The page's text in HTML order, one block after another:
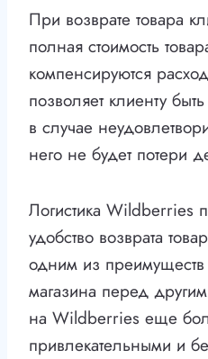
При возврате товара
полная стоимость
компенсируются
позволяет клиенту
в случае
него не будет потери
Логистика Wildberries
удобство возврата
одним из преимуществ
магазина перед
на Wildberries еще
привлекательными и